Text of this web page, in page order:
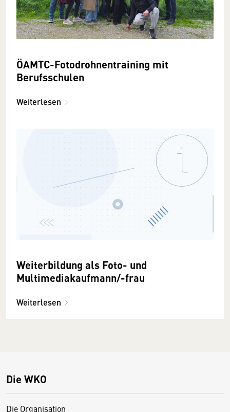
ÖAMTC-Fotodrohnentraining mit
Berufsschulen
Weiterlesen
Weiterbildung als Foto- und
Multimediakaufmann/-frau
Weiterlesen
Die WKO
Die Organisation